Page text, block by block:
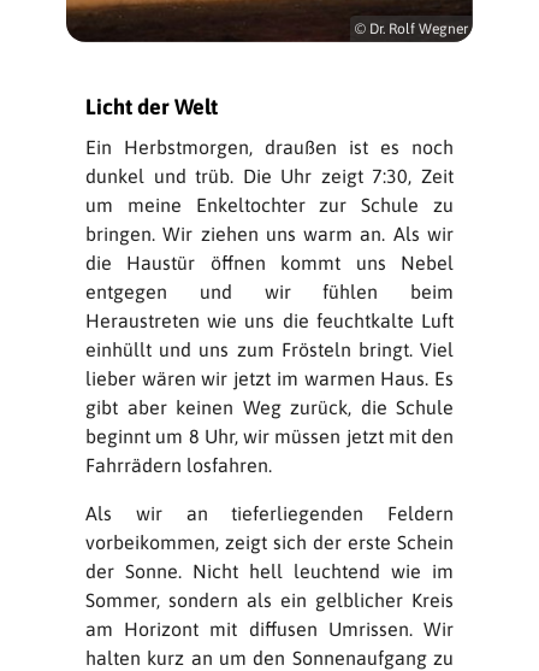
© Dr. Rolf Wegner
Licht der Welt
Ein Herbstmorgen, draußen ist es noch
dunkel und trüb. Die Uhr zeigt 7:30, Zeit
um meine Enkeltochter zur Schule zu
bringen. Wir ziehen uns warm an. Als wir
die Haustür öffnen kommt uns Nebel
entgegen und wir fühlen beim
Heraustreten wie uns die feuchtkalte Luft
einhüllt und uns zum Frösteln bringt. Viel
lieber wären wir jetzt im warmen Haus. Es
gibt aber keinen Weg zurück, die Schule
beginnt um 8 Uhr, wir müssen jetzt mit den
Fahrrädern losfahren.
Als wir an tieferliegenden Feldern
vorbeikommen, zeigt sich der erste Schein
der Sonne. Nicht hell leuchtend wie im
Sommer, sondern als ein gelblicher Kreis
am Horizont mit diffusen Umrissen. Wir
halten kurz an um den Sonnenaufgang zu